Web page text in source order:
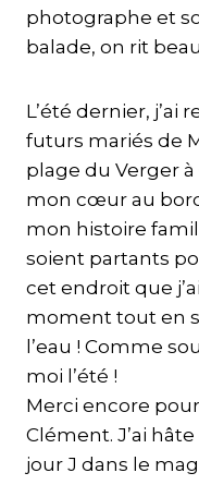
photographe et
balade, on rit
L’été dernier, j’ai
futurs mariés de
plage du Verger à
mon cœur au
mon histoire
soient partants
cet endroit que
moment tout en
l’eau ! Comme
moi l’été !
Merci encore
Clément. J’ai
jour J dans le